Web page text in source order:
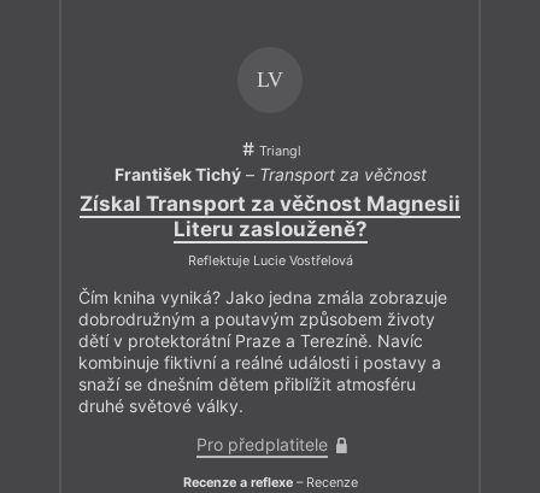
LV
Triangl
František Tichý– Transport za věčnost
Získal Transport za věčnost Magnesii
Literu zaslouženě?
Reflektuje Lucie Vostřelová
Čím kniha vyniká? Jako jedna zmála zobrazuje
dobrodružným a poutavým způsobem životy
dětí v protektorátní Praze a Terezíně. Navíc
kombinuje fiktivní a reálné události i postavy a
snaží se dnešním dětem přiblížit atmosféru
druhé světové války.
Pro předplatitele
Recenze a reflexe– Recenze